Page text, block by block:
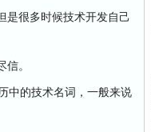
很多时候技术开发自己
。
的技术名词，一般来说